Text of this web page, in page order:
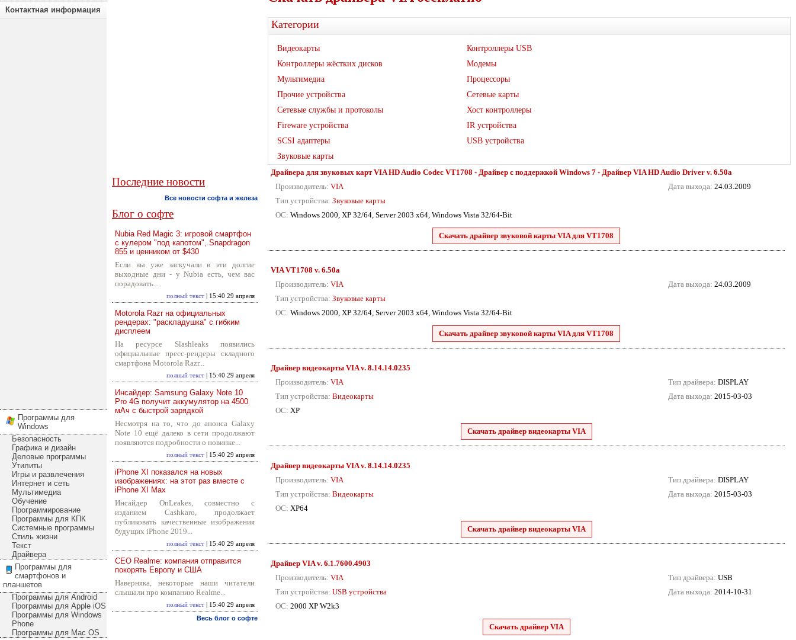
Контактная информация
Программы для
Windows
Безопасность
Графика и дизайн
Деловые программы
Утилиты
Игры и развлечения
Интернет и сеть
Мультимедиа
Обучение
Программирование
Программы для КПК
Системные программы
Стиль жизни
Текст
Драйвера
Программы для
смартфонов и
планшетов
Программы для Android
Программы для Apple iOS
Программы для Windows
Phone
Программы для Mac OS
Последние новости
Все новости софта и железа
Блог о софте
Nubia Red Magic 3: игровой смартфон
с кулером "под капотом", Snapdragon
855 и ценником от $430
Если вы уже заскучали в эти долгие
выходные дни - у Nubia есть, чем вас
порадовать...
полный текст | 15:40 29 апреля
Motorola Razr на официальных
рендерах: "раскладушка" с гибким
дисплеем
На ресурсе Slashleaks появились
официальные пресс-рендеры складного
смартфона Motorola Razr...
полный текст | 15:40 29 апреля
Инсайдер: Samsung Galaxy Note 10
Pro 4G получит аккумулятор на 4500
мАч с быстрой зарядкой
Несмотря на то, что до анонса Galaxy
Note 10 ещё далеко в сети продолжают
появляются подробности о новинке...
полный текст | 15:40 29 апреля
iPhone XI показался на новых
изображениях: на этот раз вместе с
iPhone XI Max
Инсайдер OnLeakes, совместно с
изданием Cashkaro, продолжает
публиковать качественные изображения
будущих iPhone 2019...
полный текст | 15:40 29 апреля
CEO Realme: компания отправится
покорять Европу и США
Наверняка, некоторые наши читатели
слышали про компанию Realme...
полный текст | 15:40 29 апреля
Весь блог о софте
Категории
Видеокарты
Контроллеры USB
Контроллеры жёстких дисков
Модемы
Мультимедиа
Процессоры
Прочие устройства
Сетевые карты
Сетевые службы и протоколы
Хост контроллеры
Fireware устройства
IR устройства
SCSI адаптеры
USB устройства
Звуковые карты
Драйвера для звуковых карт VIA HD Audio Codec VT1708 - Драйвер с поддержкой Windows 7 - Драйвер VIA HD Audio Driver v. 6.50a
Производитель: VIA
Тип устройства: Звуковые карты
ОС: Windows 2000, XP 32/64, Server 2003 x64, Windows Vista 32/64-Bit
Дата выхода: 24.03.2009
Скачать драйвер звуковой карты VIA для VT1708
VIA VT1708 v. 6.50a
Производитель: VIA
Тип устройства: Звуковые карты
ОС: Windows 2000, XP 32/64, Server 2003 x64, Windows Vista 32/64-Bit
Дата выхода: 24.03.2009
Скачать драйвер звуковой карты VIA для VT1708
Драйвер видеокарты VIAv. 8.14.14.0235
Производитель: VIA
Тип устройства: Видеокарты
ОС: XP
Тип драйвера: DISPLAY
Дата выхода: 2015-03-03
Скачать драйвер видеокарты VIA
Драйвер видеокарты VIAv. 8.14.14.0235
Производитель: VIA
Тип устройства: Видеокарты
ОС: XP64
Тип драйвера: DISPLAY
Дата выхода: 2015-03-03
Скачать драйвер видеокарты VIA
Драйвер VIAv. 6.1.7600.4903
Производитель: VIA
Тип устройства: USB устройства
ОС: 2000 XP W2k3
Тип драйвера: USB
Дата выхода: 2014-10-31
Скачать драйвер VIA